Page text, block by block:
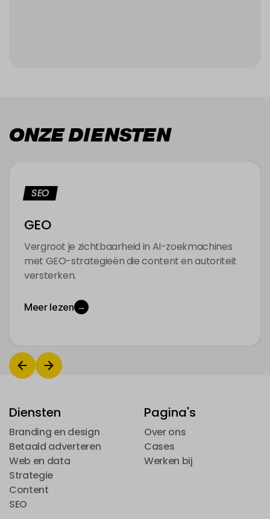
ONZE DIENSTEN
SEO
GEO
Vergroot je zichtbaarheid in AI-zoekmachines
met GEO-strategieën die content en autoriteit
versterken.
Meer lezen →
Diensten
Branding en design
Branding en design
Betaald adverteren
Betaald adverteren
Web en data
Web en data
Strategie
Strategie
Content
Content
SEO
Pagina's
Over ons
Over ons
Cases
Cases
Werken bij